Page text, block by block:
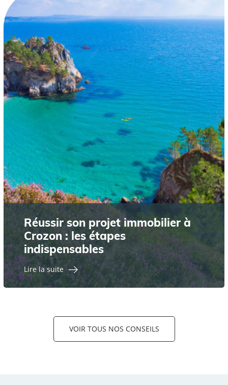
Réussir son projet immobilier à
Crozon : les étapes
indispensables
Lire la suite
VOIR TOUS NOS CONSEILS